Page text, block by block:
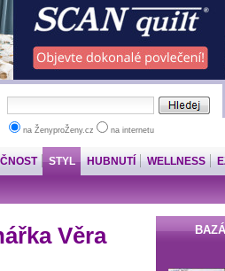
na ŽenyproŽeny.cz na internetu
STYL HUBNUTÍ WELLNESS
Věra